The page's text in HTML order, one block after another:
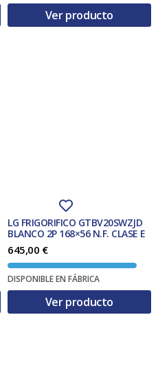
Ver producto
LG FRIGORIFICO GTBV20SWZJD
BLANCO 2P 168×56 N.F. CLASE E
645,00 €
DISPONIBLE EN FÁBRICA
Ver producto